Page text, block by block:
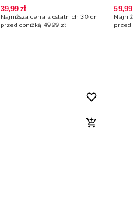
39,99 zł
Najniższa cena z ostatnich 30 dni
przed obniżką 49,99 zł
59,99
przed